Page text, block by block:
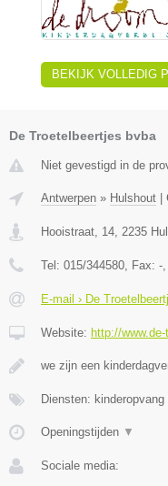
BEKIJK VOLLEDIG
De Troetelbeertjes bvba
Niet gevestigd in de
Antwerpen » Hulshout
Hooistraat, 14 2235
Tel: 015/344580 , Fax: -
E-mail › De
Website: http://
we zijn een
Diensten: kinderopvang
Openingstijden ▼
Sociale media: